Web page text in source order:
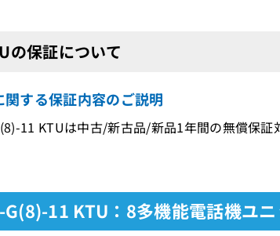
の保証について
する保証内容のご説明
11 KTUは中古/新古品/新品1年間の無償保証
G(8)-11 KTU：8多機能電話機ユ